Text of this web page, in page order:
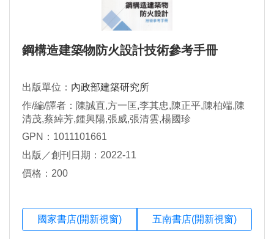
鋼構造建築物防火設計技術參考手冊
出版單位： 內政部建築研究所
作/編/譯者：陳誠直,方一匡,李其忠,陳正平,陳柏端,陳
清茂,蔡綽芳,鍾興陽,張威,張清雲,楊國珍
GPN：1011101661
出版／創刊日期：2022-11
價格：200
國家書店(開新視窗) 五南書店(開新視窗)